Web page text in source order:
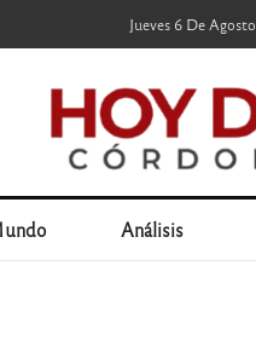
Jueves 6 De Agosto
Análisis